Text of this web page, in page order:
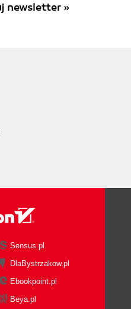
newsletter »
Sensus.pl
DlaBystrzakow.pl
Ebookpoint.pl
Beya.pl